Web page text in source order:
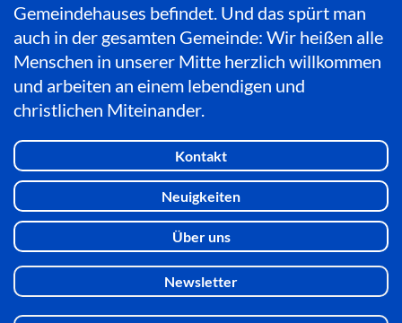
Gemeindehauses befindet. Und das spürt man
auch in der gesamten Gemeinde: Wir heißen alle
Menschen in unserer Mitte herzlich willkommen
und arbeiten an einem lebendigen und
christlichen Miteinander.
Kontakt
Neuigkeiten
Über uns
Newsletter